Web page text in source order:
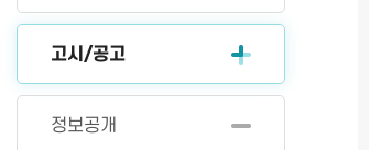
고시/공고
정보공개